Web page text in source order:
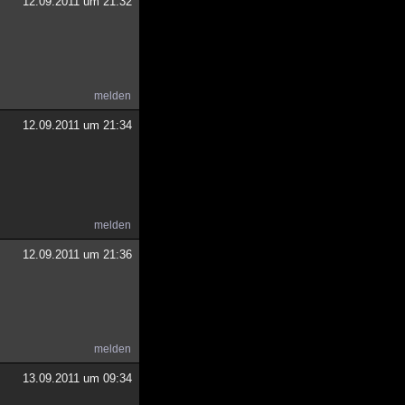
melden
12.09.2011 um 21:34
melden
12.09.2011 um 21:36
melden
13.09.2011 um 09:34